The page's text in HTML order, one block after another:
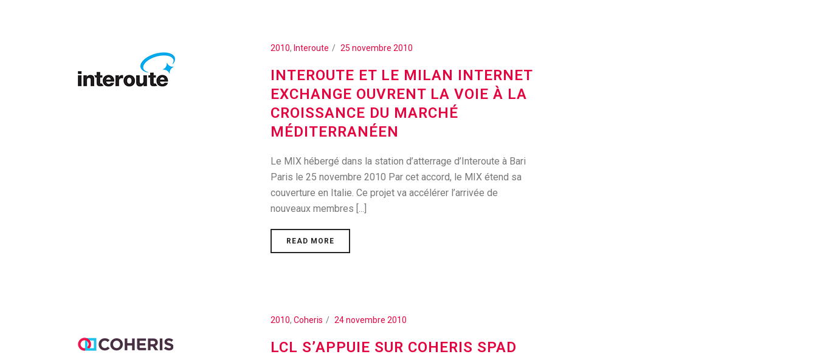
2010, Interoute 25 novembre 2010
INTEROUTE ET LE MILAN INTERNET
EXCHANGE OUVRENT LA VOIE À LA
CROISSANCE DU MARCHÉ
MÉDITERRANÉEN
Le MIX hébergé dans la station d’atterrage d’Interoute à Bari
Paris le 25 novembre 2010 Par cet accord, le MIX étend sa
couverture en Italie. Ce projet va accélérer l’arrivée de
nouveaux membres [...]
READ MORE
2010,Coheris 24 novembre 2010
LCL S’APPUIE SUR COHERIS SPAD